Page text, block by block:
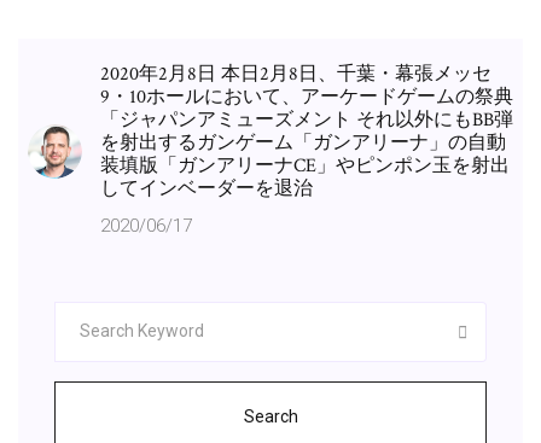
2020年2月8日 本日2月8日、千葉・幕張メッセ
9・10ホールにおいて、アーケードゲームの祭典
「ジャパンアミューズメント それ以外にもBB弾
を射出するガンゲーム「ガンアリーナ」の自動
装填版「ガンアリーナCE」やピンポン玉を射出
してインベーダーを退治
2020/06/17
Search